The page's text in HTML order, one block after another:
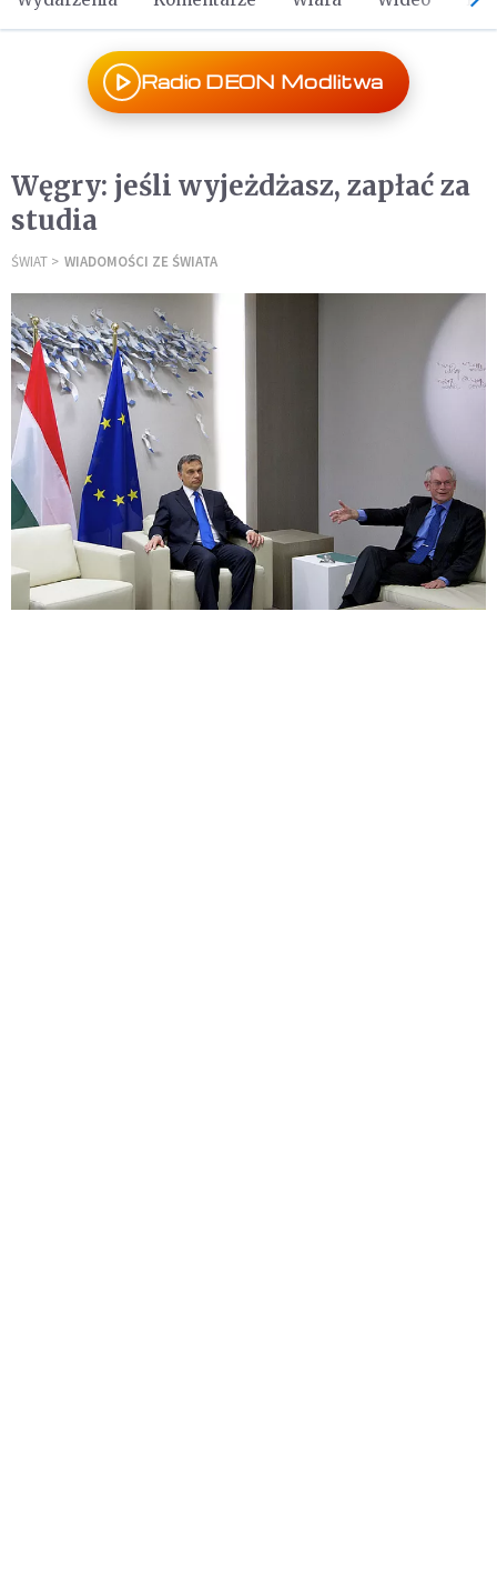
Radio DEON Modlitwa
Węgry: jeśli wyjeżdżasz, zapłać za
studia
ŚWIAT WIADOMOŚCI ZE ŚWIATA